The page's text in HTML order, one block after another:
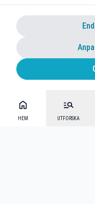
HEM UTFORSKA